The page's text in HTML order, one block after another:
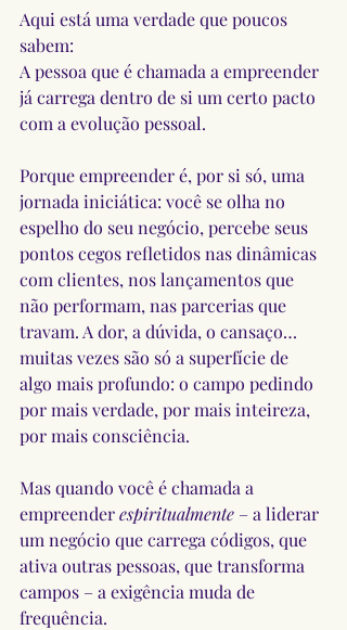
Aqui está uma verdade que poucos
sabem:
A pessoa que é chamada a empreender
já carrega dentro de si um certo pacto
com a evolução pessoal.
Porque empreender é, por si só, uma
jornada iniciática: você se olha no
espelho do seu negócio, percebe seus
pontos cegos refletidos nas dinâmicas
com clientes, nos lançamentos que
não performam, nas parcerias que
travam. A dor, a dúvida, o cansaço…
muitas vezes são só a superfície de
algo mais profundo: o campo pedindo
por mais verdade, por mais inteireza,
por mais consciência.
Mas quando você é chamada a
empreender espiritualmente – a liderar
um negócio que carrega códigos, que
ativa outras pessoas, que transforma
campos – a exigência muda de
frequência.